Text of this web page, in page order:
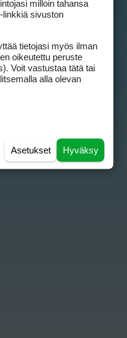
milloin tahansa
-linkkiä sivuston
tietojasi myös ilman
oikeutettu peruste
Voit vastustaa tätä tai
alla olevan
Hyväksy
Asetukset